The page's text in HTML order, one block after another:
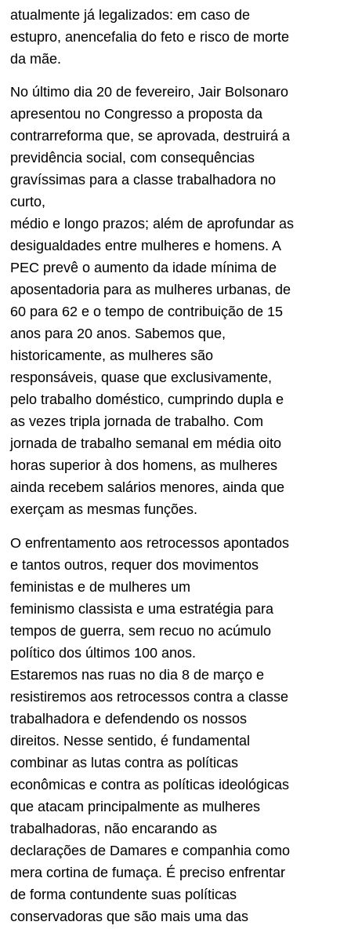
atualmente já legaliza­dos: em caso de
estupro, anence­falia do feto e risco de morte
da mãe.
No último dia 20 de feverei­ro, Jair Bolsonaro
apresentou no Congresso a proposta da
contrar­reforma que, se aprovada, des­truirá a
previdência social, com consequências
gravíssimas para a classe trabalhadora no
curto,
médio e longo prazos; além de aprofundar as
desigualdades en­tre mulheres e homens. A
PEC prevê o aumento da idade mí­nima de
aposentadoria para as mulheres urbanas, de
60 para 62 e o tempo de contribuição de 15
anos para 20 anos. Sabemos que,
historicamente, as mulheres são
responsáveis, quase que exclusi­vamente,
pelo trabalho domésti­co, cumprindo dupla e
as vezes tripla jornada de trabalho. Com
jornada de trabalho semanal em média oito
horas superior à dos homens, as mulheres
ain­da recebem salários menores, ainda que
exerçam as mesmas funções.
O enfrentamento aos retro­cessos apontados
e tantos ou­tros, requer dos movimentos
feministas e de mulheres um
feminismo classista e uma es­tratégia para
tempos de guerra, sem recuo no acúmulo
político dos últimos 100 anos.
Estaremos nas ruas no dia 8 de março e
resistiremos aos retrocessos contra a classe
traba­lhadora e defendendo os nossos
direitos. Nesse sentido, é funda­mental
combinar as lutas contra as políticas
econômicas e contra as políticas ideológicas
que ata­cam principalmente as mulheres
trabalhadoras, não encarando as
declarações de Damares e companhia como
mera cortina de fumaça. É preciso enfrentar
de forma contundente suas políticas
conservadoras que são mais uma das